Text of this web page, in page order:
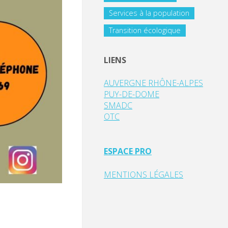
Services à la population
Transition écologique
LIENS
AUVERGNE RHÔNE-ALPES
PUY-DE-DOME
SMADC
OTC
ESPACE PRO
MENTIONS LÉGALES